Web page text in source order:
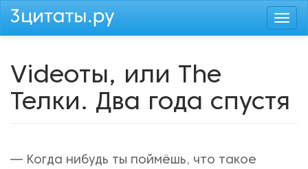
Перейти
Videoты, или The
Телки. Два года спустя
— Когда нибудь ты поймёшь, что такое